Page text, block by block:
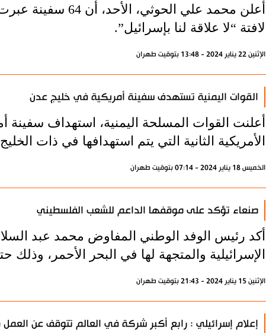
أعلن محمد علي
لافتة “لا علاقة لنا بإسرائيل”.
الإثنين 22 يناير 2024 - 13:48 بتوقيت طهران
القوات اليمنية تستهدف سفينة أمريكية في خليج عدن
أعلنت القوات المسلحة اليمنية، استهداف
الأمريكية الثانية التي يتم استهدافها في ذات
الخميس 18 يناير 2024 - 07:14 بتوقيت طهران
صنعاء تؤكد على موقفها الداعم للشعب الفلسطيني
أكد رئيس الوفد الوطني المفاوض محمد عبد
الإسرائيلية والمتجهة لها في البحر الأحمر،
الإثنين 15 يناير 2024 - 21:43 بتوقيت طهران
إعلام إسرائيلي : رابع أكبر شركة في العالم تتوقف عن